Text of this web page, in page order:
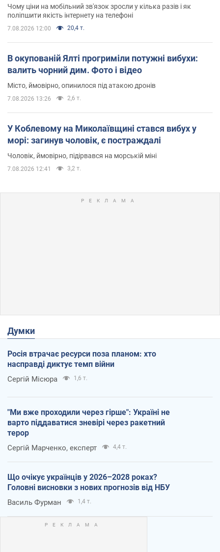
Чому ціни на мобільний зв'язок зросли у кілька разів і як
поліпшити якість інтернету на телефоні
7.08.2026 12:00 20,4 т.
В окупованій Ялті прогриміли потужні вибухи:
валить чорний дим. Фото і відео
Місто, ймовірно, опинилося під атакою дронів
7.08.2026 13:26 2,6 т.
У Коблевому на Миколаївщині стався вибух у
морі: загинув чоловік, є постраждалі
Чоловік, ймовірно, підірвався на морській міні
7.08.2026 12:41 3,2 т.
Думки
Росія втрачає ресурси поза планом: хто
насправді диктує темп війни
Сергій Місюра 1,6 т.
"Ми вже проходили через гірше": Україні не
варто піддаватися зневірі через ракетний
терор
Сергій Марченко, експерт 4,4 т.
Що очікує українців у 2026–2028 роках?
Головні висновки з нових прогнозів від НБУ
Василь Фурман 1,4 т.